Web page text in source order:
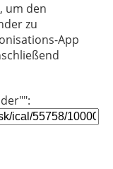
um den
zu
App